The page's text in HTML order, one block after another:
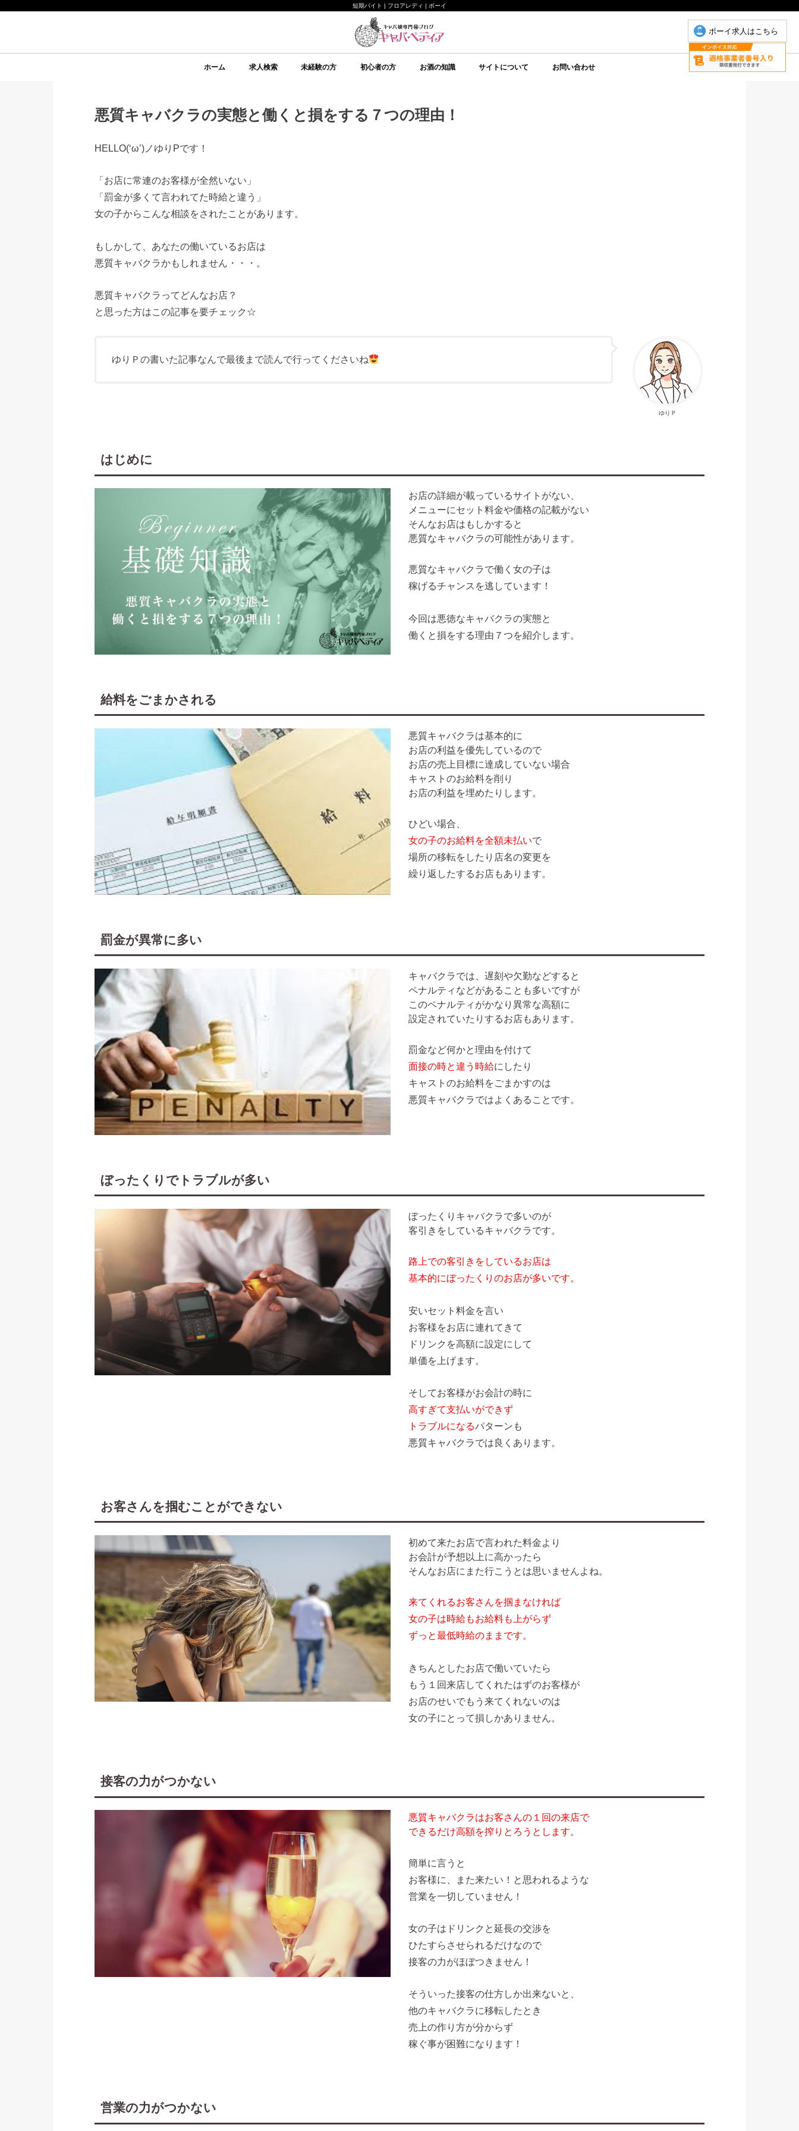
短期バイト | フロアレディ | ボーイ
ボーイ求人はこちら
ホーム 求人検索 未経験の方 初心者の方 お酒の知識 サイトについて お問い合わせ
悪質キャバクラの実態と働くと損をする７つの理由！
HELLO(‘ω’)ノゆりPです！
「お店に常連のお客様が全然いない」
「罰金が多くて言われてた時給と違う」
女の子からこんな相談をされたことがあります。
もしかして、あなたの働いているお店は
悪質キャバクラかもしれません・・・。
悪質キャバクラってどんなお店？
と思った方はこの記事を要チェック☆
ゆりＰ
ゆりＰの書いた記事なんで最後まで読んで行ってくださいね
はじめに
お店の詳細が載っているサイトがない、
メニューにセット料金や価格の記載がない
そんなお店はもしかすると
悪質なキャバクラの可能性があります。
悪質なキャバクラで働く女の子は
稼げるチャンスを逃しています！
今回は悪徳なキャバクラの実態と
働くと損をする理由７つを紹介します。
給料をごまかされる
悪質キャバクラは基本的に
お店の利益を優先しているので
お店の売上目標に達成していない場合
キャストのお給料を削り
お店の利益を埋めたりします。
ひどい場合、
女の子のお給料を全額未払いで
場所の移転をしたり店名の変更を
繰り返したするお店もあります。
罰金が異常に多い
キャバクラでは、遅刻や欠勤などすると
ペナルティなどがあることも多いですが
このペナルティがかなり異常な高額に
設定されていたりするお店もあります。
罰金など何かと理由を付けて
面接の時と違う時給にしたり
キャストのお給料をごまかすのは
悪質キャバクラではよくあることです。
ぼったくりでトラブルが多い
ぼったくりキャバクラで多いのが
客引きをしているキャバクラです。
路上での客引きをしているお店は
基本的にぼったくりのお店が多いです。
安いセット料金を言い
お客様をお店に連れてきて
ドリンクを高額に設定にして
単価を上げます。
そしてお客様がお会計の時に
高すぎて支払いができず
トラブルになるパターンも
悪質キャバクラでは良くあります。
お客さんを掴むことができない
初めて来たお店で言われた料金より
お会計が予想以上に高かったら
そんなお店にまた行こうとは思いませんよね。
来てくれるお客さんを掴まなければ
女の子は時給もお給料も上がらず
ずっと最低時給のままです。
きちんとしたお店で働いていたら
もう１回来店してくれたはずのお客様が
お店のせいでもう来てくれないのは
女の子にとって損しかありません。
接客の力がつかない
悪質キャバクラはお客さんの１回の来店で
できるだけ高額を搾りとろうとします。
簡単に言うと
お客様に、また来たい！と思われるような
営業を一切していません！
女の子はドリンクと延長の交渉を
ひたすらさせられるだけなので
接客の力がほぼつきません！
そういった接客の仕方しか出来ないと、
他のキャバクラに移転したとき
売上の作り方が分からず
稼ぐ事が困難になります！
営業の力がつかない